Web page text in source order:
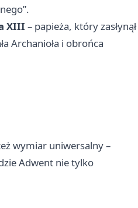
XIII – papieża, który zasłynął
Archanioła i obrońca
wymiar uniwersalny –
Adwent nie tylko